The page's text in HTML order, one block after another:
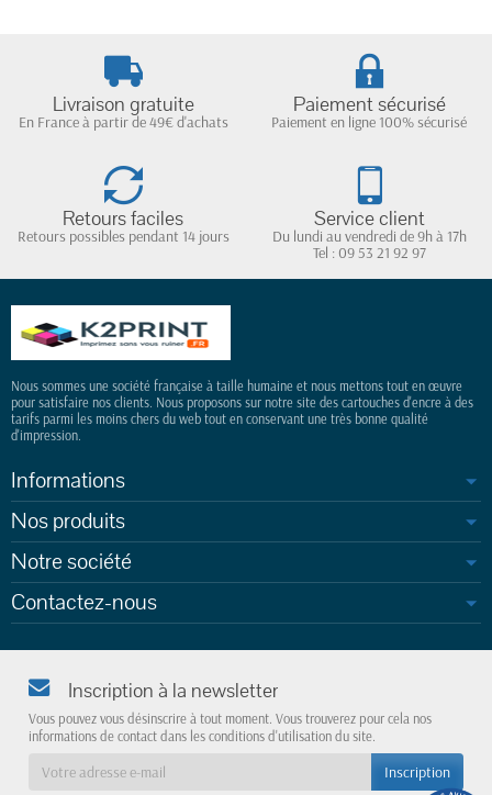
Livraison gratuite
En France à partir de 49€ d'achats
Paiement sécurisé
Paiement en ligne 100% sécurisé
Retours faciles
Retours possibles pendant 14 jours
Service client
Du lundi au vendredi de 9h à 17h
Tel : 09 53 21 92 97
Nous sommes une société française à taille humaine et nous mettons tout en œuvre
pour satisfaire nos clients. Nous proposons sur notre site des cartouches d'encre à des
tarifs parmi les moins chers du web tout en conservant une très bonne qualité
d'impression.
Informations
Nos produits
Notre société
Contactez-nous
Inscription à la newsletter
Vous pouvez vous désinscrire à tout moment. Vous trouverez pour cela nos
informations de contact dans les conditions d'utilisation du site.